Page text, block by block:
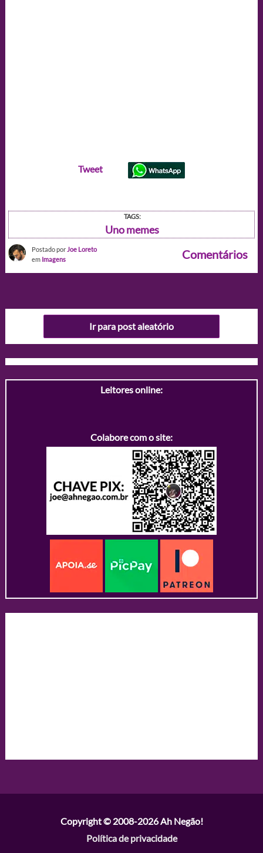
Tweet
TAGS:
Uno memes
Postado por Joe Loreto
em Imagens Comentários
Ir para post aleatório
Leitores online:
Colabore com o site:
Copyright © 2008-2026Ah Negão!
Política de privacidade